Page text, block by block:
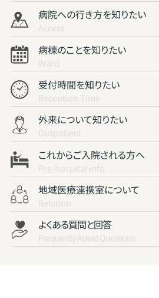
病院への行き方を知りたい
Access
病棟のことを知りたい
Ward
受付時間を知りたい
Reception Time
外来について知りたい
Outpatient
これからご入院される方へ
Pre-hospital info
地域医療連携室について
Relation
よくある質問と回答
Frequently Asked Questions